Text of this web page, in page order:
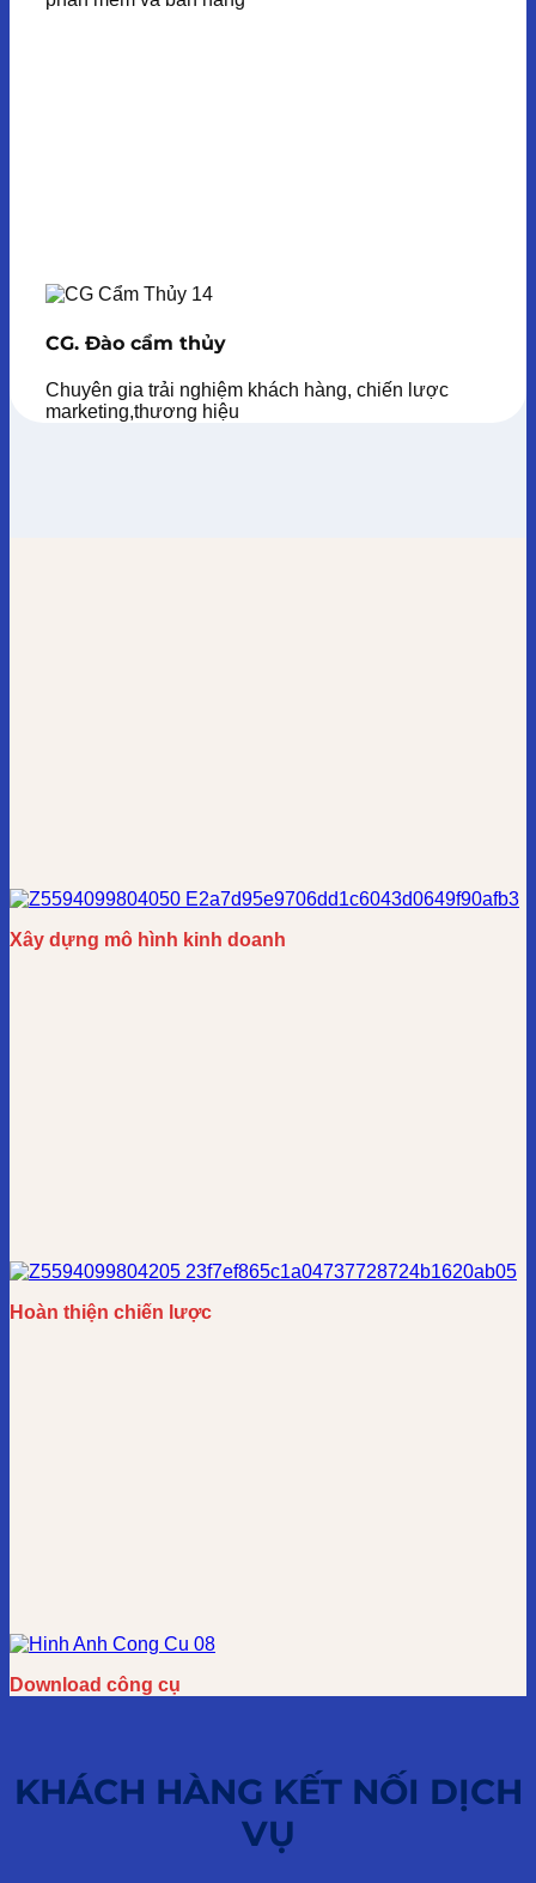
CG. Đào cẩm thủy
Chuyên gia trải nghiệm khách hàng, chiến lược
marketing,thương hiệu
Xây dựng mô hình kinh doanh
Hoàn thiện chiến lược
Download công cụ
KHÁCH HÀNG KẾT NỐI DỊCH
VỤ